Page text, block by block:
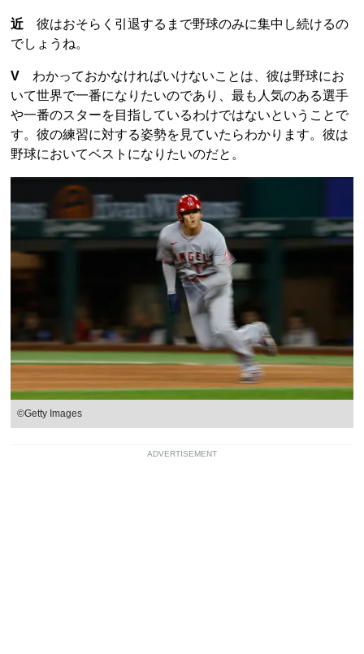
近 彼はおそらく引退するまで野球のみに集中し続けるの
でしょうね。
V わかっておかなければいけないことは、彼は野球にお
いて世界で一番になりたいのであり、最も人気のある選手
や一番のスターを目指しているわけではないということで
す。彼の練習に対する姿勢を見ていたらわかります。彼は
野球においてベストになりたいのだと。
©︎Getty Images
ADVERTISEMENT